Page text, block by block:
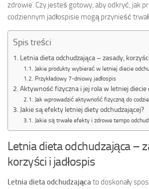
zdrowie. Czy jesteś gotowy, aby odkryć, jak
codziennym jadłospisie mogą przynieść
Spis treści
Letnia dieta odchudzająca – zasady,
Jakie produkty wybierać w letniej diecie
Przykładowy 7-dniowy jadłospis
Aktywność fizyczna i jej rola w letniej diecie
Jak wprowadzić aktywność fizyczną do
Jakie są efekty letniej diety odchudzającej?
Jakie są trwałe efekty i zdrowe tempo
Letnia dieta odchudzająca –
korzyści i jadłospis
Letnia dieta odchudzającato doskonały